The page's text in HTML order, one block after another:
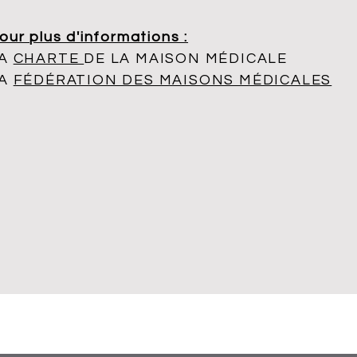
plus d'informations :
CHARTE DE LA MAISON MÉDICALE
FÉDÉRATION DES MAISONS MÉDICALES